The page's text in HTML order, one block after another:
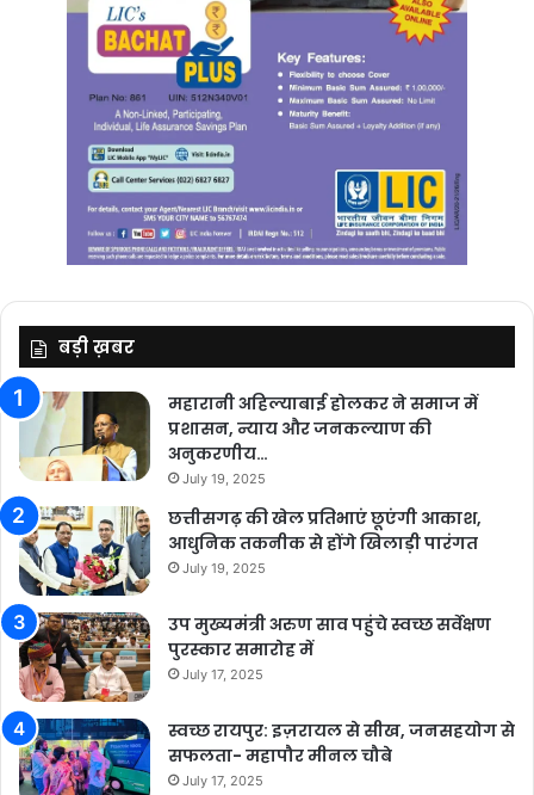
बड़ी ख़बर
महारानी अहिल्याबाई होलकर ने समाज में
प्रशासन, न्याय और जनकल्याण की
अनुकरणीय…
July 19, 2025
छत्तीसगढ़ की खेल प्रतिभाएं छूएंगी आकाश,
आधुनिक तकनीक से होंगे खिलाड़ी पारंगत
July 19, 2025
उप मुख्यमंत्री अरुण साव पहुंचे स्वच्छ सर्वेक्षण
पुरस्कार समारोह में
July 17, 2025
स्वच्छ रायपुर: इज़रायल से सीख, जनसहयोग से
सफलता- महापौर मीनल चौबे
July 17, 2025